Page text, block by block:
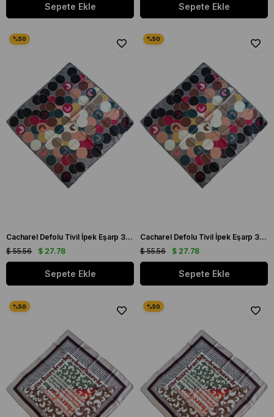
Sepete Ekle Sepete Ekle
Cacharel Defolu Tivil İpek Eşarp 36953 Siyah Karışık Desen
$ 27.78
$ 55.56
Sepete Ekle
Cacharel Defolu Tivil İpek Eşarp 36954 Siyah Karışık Desen
$ 27.78
$ 55.56
Sepete Ekle